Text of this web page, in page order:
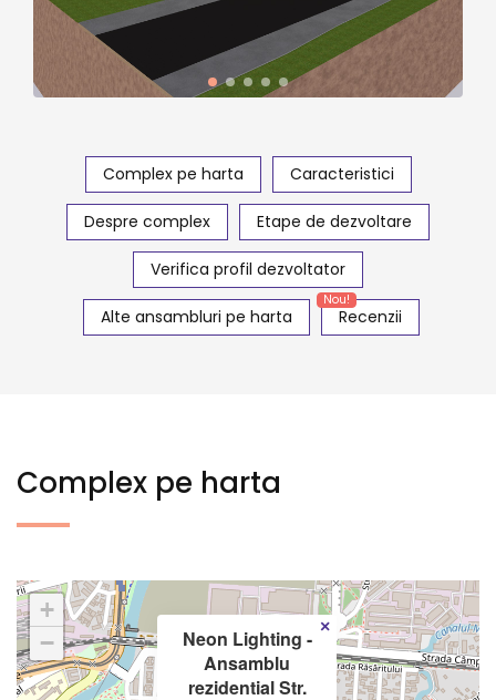
Complex pe harta Caracteristici
Despre complex Etape de dezvoltare
Verifica profil dezvoltator
Alte ansambluri pe harta Recenzii
Nou!
Complex pe harta
Neon Lighting -
Ansamblu
rezidential Str.
×
+
−